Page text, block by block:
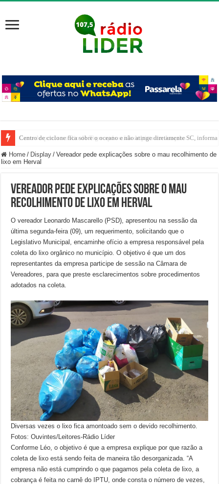
Carro despenca no Rio do Tigre após saída de pista em Joaçaba
Home / Display / Vereador pede explicações sobre o mau recolhimento de
lixo em Herval
Vereador pede explicações sobre o mau
recolhimento de lixo em Herval
O vereador Leonardo Mascarello (PSD), apresentou na sessão da
última segunda-feira (09), um requerimento, solicitando que o
Legislativo Municipal, encaminhe ofício a empresa responsável pela
coleta do lixo orgânico no município. O objetivo é que um dos
representantes da empresa participe de sessão na Câmara de
Vereadores, para que preste esclarecimentos sobre procedimentos
adotados na coleta.
Diversas vezes o lixo fica amontoado sem o devido recolhimento.
Fotos: Ouvintes/Leitores-Rádio Líder
Conforme Léo, o objetivo é que a empresa explique por que razão a
coleta de lixo está sendo feita de maneira tão desorganizada. “A
empresa não está cumprindo o que pagamos pela coleta de lixo, a
cobrança é feita no carnê do IPTU, onde consta o número de vezes,